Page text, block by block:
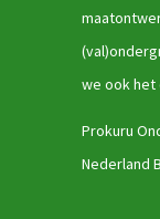
we ook het
Prokuru
Nederland